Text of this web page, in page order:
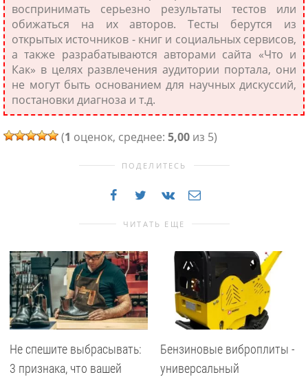
воспринимать серьезно результаты тестов или
обижаться на их авторов. Тесты берутся из
открытых источников - книг и социальных сервисов,
а также разрабатываются авторами сайта «Что и
Как» в целях развлечения аудитории портала, они
не могут быть основанием для научных дискуссий,
постановки диагноза и т.д.
(1 оценок, среднее: 5,00 из 5)
ПОДЕЛИТЕСЬ
ЧИТАТЬ ЕЩЕ
Не спешите выбрасывать:
3 признака, что вашей
Бензиновые виброплиты -
универсальный